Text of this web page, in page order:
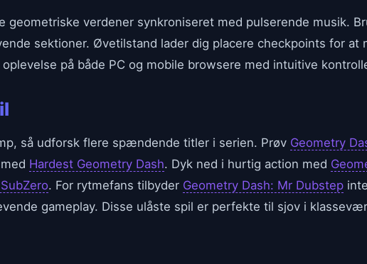
geometriske verdener synkroniseret med pulserende musik.
sektioner. Øvetilstand lader dig placere checkpoints for at
på både PC og mobile browsere med intuitive
så udforsk flere spændende titler i serien. Prøv Geometry
Hardest Geometry Dash. Dyk ned i hurtig action med
. For rytmefans tilbyder Geometry Dash: Mr Dubstep
gameplay. Disse ulåste spil er perfekte til sjov i